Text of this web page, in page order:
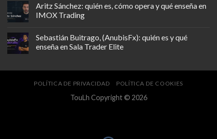
Aritz Sánchez: quién es, cómo opera y qué enseña en
IMOX Trading
Sebastián Buitrago, (AnubisFx): quién es y qué
enseña en Sala Trader Elite
POLÍTICA DE PRIVACIDAD POLÍTICA DE COOKIES
TouLh Copyright © 2026